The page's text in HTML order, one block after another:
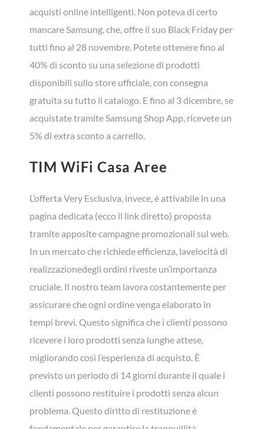
acquisti online intelligenti. Non poteva di certo
mancare Samsung, che, offre il suo Black Friday per
tutti fino al 28 novembre. Potete ottenere fino al
40% di sconto su una selezione di prodotti
disponibili sullo store ufficiale, con consegna
gratuita su tutto il catalogo. E fino al 3 dicembre, se
acquistate tramite Samsung Shop App, ricevete un
5% di extra sconto a carrello.
TIM WiFi Casa Aree
L’offerta Very Esclusiva, invece, è attivabile in una
pagina dedicata (ecco il link diretto) proposta
tramite apposite campagne promozionali sul web.
In un mercato che richiede efficienza, lavelocità di
realizzazionedegli ordini riveste un’importanza
cruciale. Il nostro team lavora costantemente per
assicurare che ogni ordine venga elaborato in
tempi brevi. Questo significa che i clienti possono
ricevere i loro prodotti senza lunghe attese,
migliorando così l’esperienza di acquisto. È
previsto un periodo di 14 giorni durante il quale i
clienti possono restituire i prodotti senza alcun
problema. Questo diritto di restituzione è